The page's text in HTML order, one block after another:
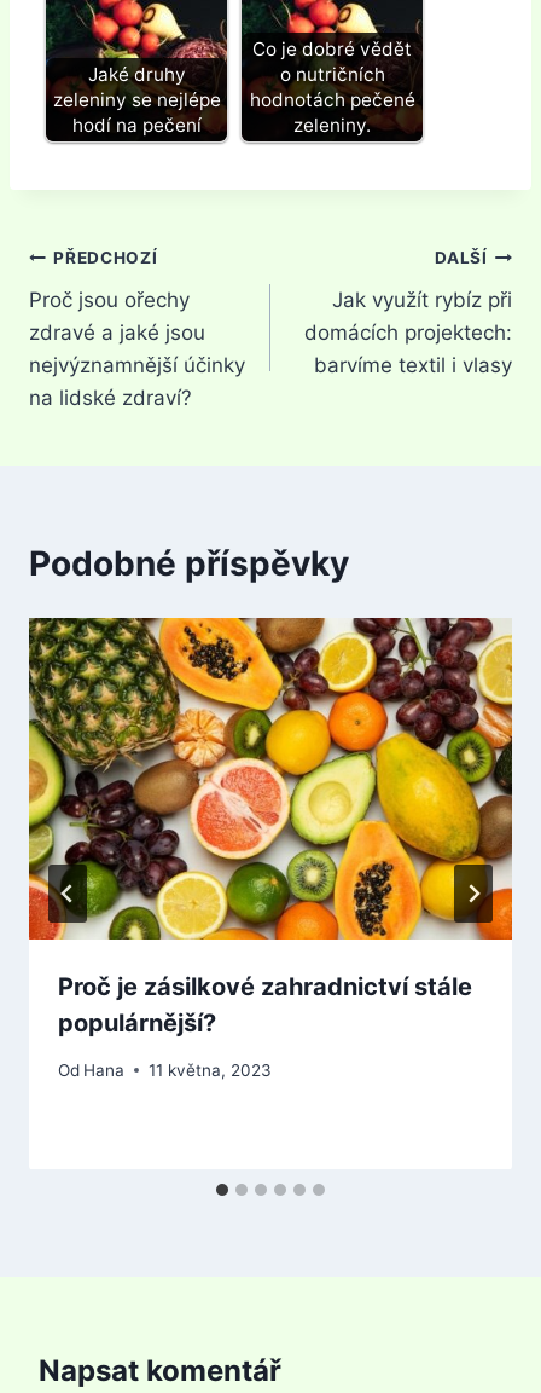
Jaké druhy
zeleniny se nejlépe
hodí na pečení
Co je dobré vědět
o nutričních
hodnotách pečené
zeleniny.
Navigace
pro
příspěvek
PŘEDCHOZÍ
Proč jsou ořechy
zdravé a jaké jsou
nejvýznamnější účinky
na lidské zdraví?
DALŠÍ
Jak využít rybíz při
domácích projektech:
barvíme textil i vlasy
Podobné příspěvky
Proč je zásilkové zahradnictví stále
populárnější?
Od Hana 11 května, 2023
Napsat komentář